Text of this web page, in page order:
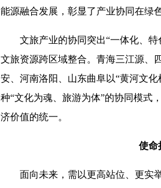
能源融合发展，彰显了产业协同在绿
文旅产业的协同突出“一体化、特
文旅资源跨区域整合。青海三江源、
安、河南洛阳、山东曲阜以“黄河文
种“文化为魂、旅游为体”的协同模式
济价值的统一。
使命
面向未来，需以更高站位、更实举